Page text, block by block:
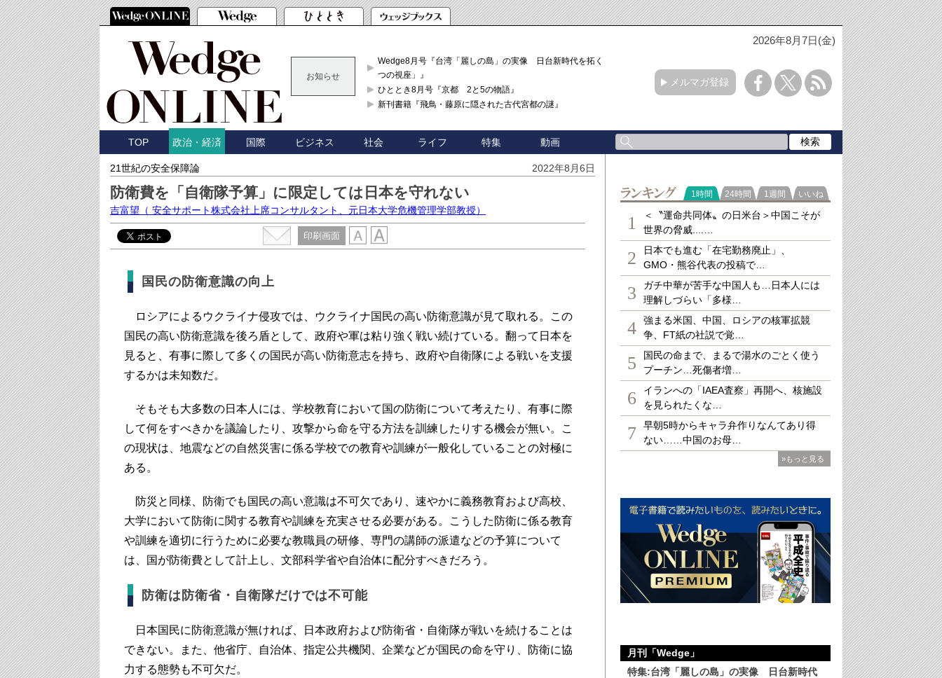
2026年8月7日(金)
お知らせ
Wedge8月号『台湾「麗しの島」の実像 日台新時代を拓く「3
つの視座」』
ひととき8月号『京都 2と5の物語』
新刊書籍『飛鳥・藤原に隠された古代宮都の謎』
メルマガ登録
TOP 政治・経済 国際 ビジネス 社会 ライフ 特集 動画
21世紀の安全保障論 2022年8月6日
防衛費を「自衛隊予算」に限定しては日本を守れない
吉富望 （ 安全サポート株式会社上席コンサルタント、元日本大学危機管理学部教授）
印刷画面
国民の防衛意識の向上
ロシアによるウクライナ侵攻では、ウクライナ国民の高い防衛意識が見て取れる。この
国民の高い防衛意識を後ろ盾として、政府や軍は粘り強く戦い続けている。翻って日本を
見ると、有事に際して多くの国民が高い防衛意志を持ち、政府や自衛隊による戦いを支援
するかは未知数だ。
そもそも大多数の日本人には、学校教育において国の防衛について考えたり、有事に際
して何をすべきかを議論したり、攻撃から命を守る方法を訓練したりする機会が無い。こ
の現状は、地震などの自然災害に係る学校での教育や訓練が一般化していることの対極に
ある。
防災と同様、防衛でも国民の高い意識は不可欠であり、速やかに義務教育および高校、
大学において防衛に関する教育や訓練を充実させる必要がある。こうした防衛に係る教育
や訓練を適切に行うために必要な教職員の研修、専門の講師の派遣などの予算について
は、国が防衛費として計上し、文部科学省や自治体に配分すべきだろう。
防衛は防衛省・自衛隊だけでは不可能
日本国民に防衛意識が無ければ、日本政府および防衛省・自衛隊が戦いを続けることは
できない。また、他省庁、自治体、指定公共機関、企業などが国民の命を守り、防衛に協
力する態勢も不可欠だ。
ランキング
1時間 24時間 1週間 いいね
1
＜〝運命共同体〟の日米台＞中国こそが
世界の脅威....…
2
日本でも進む「在宅勤務廃止」、
GMO・熊谷代表の投稿で…
3
ガチ中華が苦手な中国人も…日本人には
理解しづらい「多様…
4
強まる米国、中国、ロシアの核軍拡競
争、FT紙の社説で覚…
5
国民の命まで、まるで湯水のごとく使う
プーチン…死傷者増…
6
イランへの「IAEA査察」再開へ、核施設
を見られたくな…
7
早朝5時からキャラ弁作りなんてあり得
ない……中国のお母…
»もっと見る
月刊「Wedge」
特集:台湾「麗しの島」の実像 日台新時代